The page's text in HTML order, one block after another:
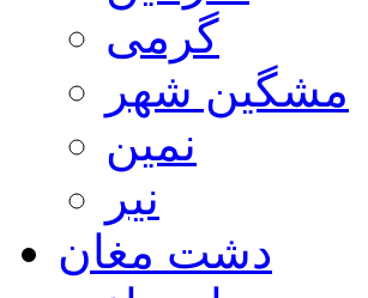
گرمی
مشگین شهر
نمین
نیر
دشت مغان